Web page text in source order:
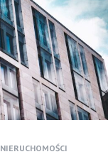
NIERUCHOMOŚCI